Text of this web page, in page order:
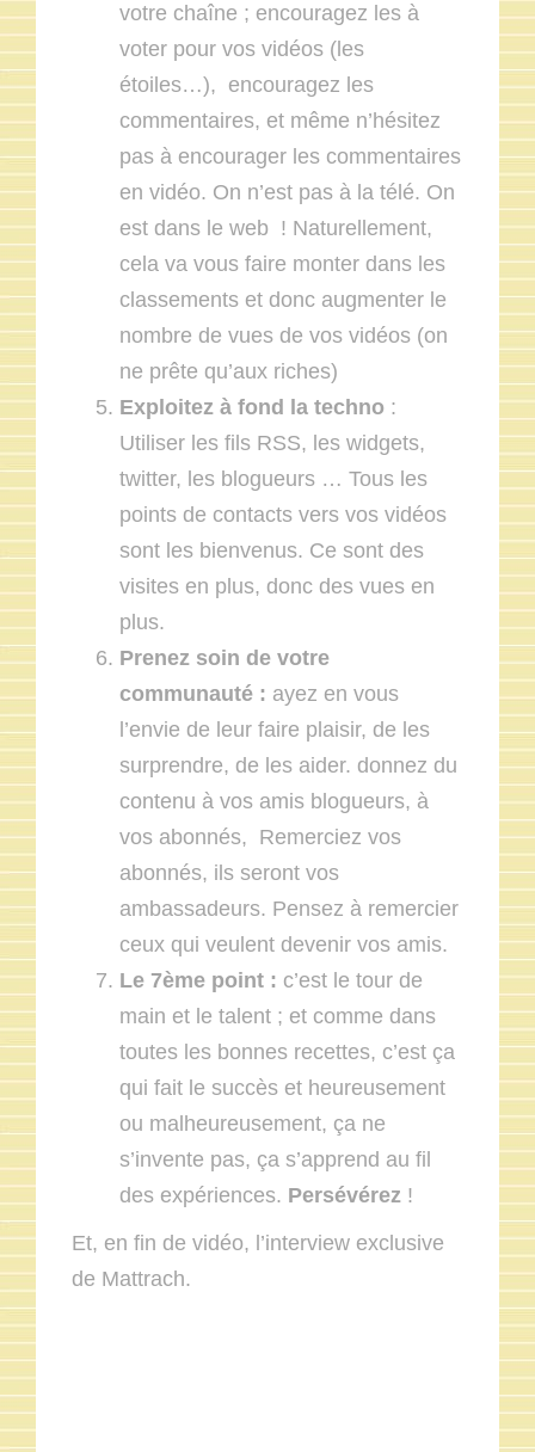
votre chaîne ; encouragez les à
voter pour vos vidéos (les
étoiles…), encouragez les
commentaires, et même n’hésitez
pas à encourager les commentaires
en vidéo. On n’est pas à la télé. On
est dans le web ! Naturellement,
cela va vous faire monter dans les
classements et donc augmenter le
nombre de vues de vos vidéos (on
ne prête qu’aux riches)
Exploitez à fond la techno :
Utiliser les fils RSS, les widgets,
twitter, les blogueurs … Tous les
points de contacts vers vos vidéos
sont les bienvenus. Ce sont des
visites en plus, donc des vues en
plus.
Prenez soin de votre
communauté : ayez en vous
l’envie de leur faire plaisir, de les
surprendre, de les aider. donnez du
contenu à vos amis blogueurs, à
vos abonnés, Remerciez vos
abonnés, ils seront vos
ambassadeurs. Pensez à remercier
ceux qui veulent devenir vos amis.
Le 7ème point : c’est le tour de
main et le talent ; et comme dans
toutes les bonnes recettes, c’est ça
qui fait le succès et heureusement
ou malheureusement, ça ne
s’invente pas, ça s’apprend au fil
des expériences. Persévérez !
Et, en fin de vidéo, l’interview exclusive
de Mattrach.